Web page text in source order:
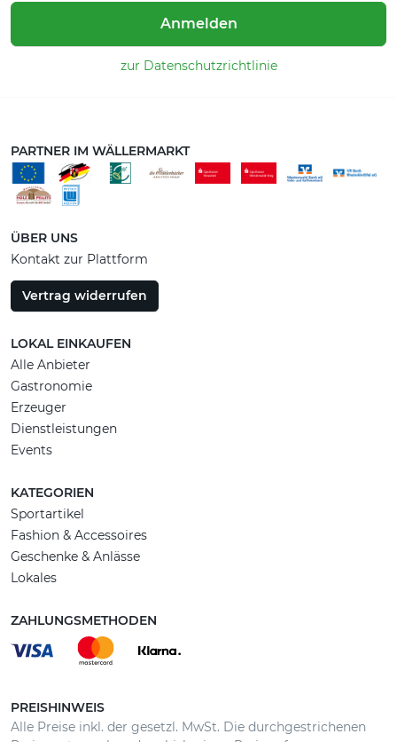
Anmelden
zur Datenschutzrichtlinie
PARTNER IM WÄLLERMARKT
ÜBER UNS
Kontakt zur Plattform
Vertrag widerrufen
LOKAL EINKAUFEN
Alle Anbieter
Gastronomie
Erzeuger
Dienstleistungen
Events
KATEGORIEN
Sportartikel
Fashion & Accessoires
Geschenke & Anlässe
Lokales
ZAHLUNGSMETHODEN
PREISHINWEIS
Alle Preise inkl. der gesetzl. MwSt. Die durchgestrichenen